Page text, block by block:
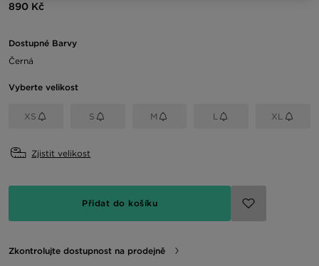
890 Kč
Dostupné Barvy
Černá
Vyberte velikost
XS S M L XL
Zjistit velikost
Přidat do košíku
Zkontrolujte dostupnost na prodejně